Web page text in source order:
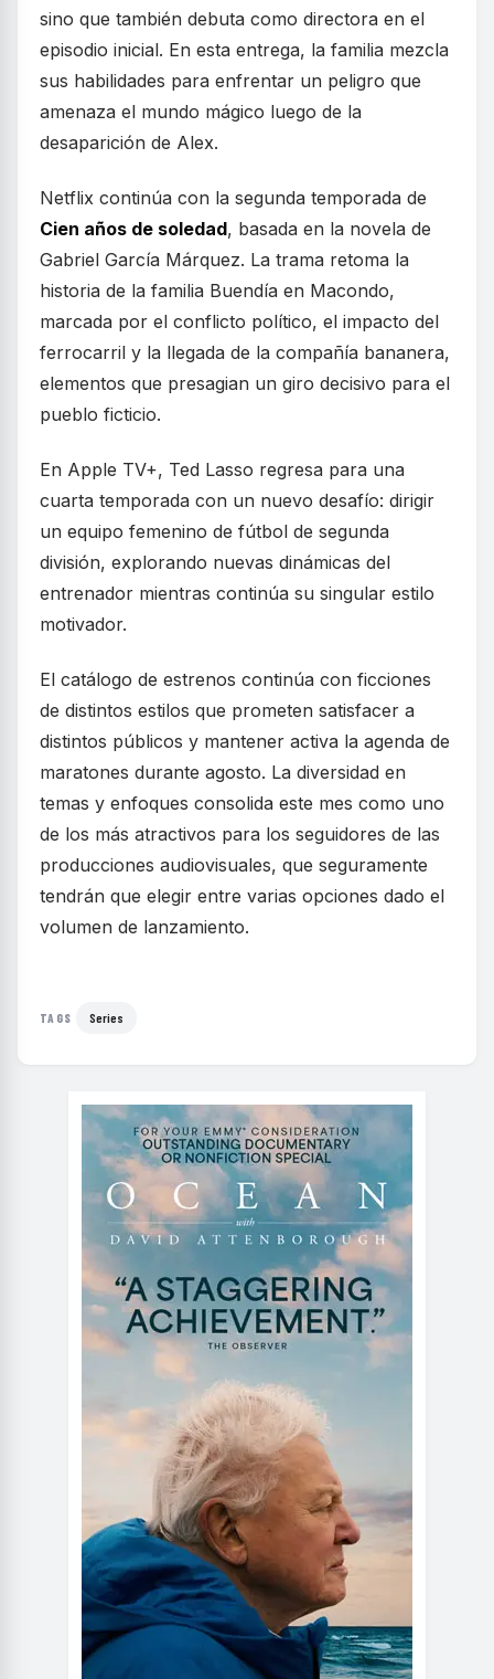
sino que también debuta como directora en el
episodio inicial. En esta entrega, la familia mezcla
sus habilidades para enfrentar un peligro que
amenaza el mundo mágico luego de la
desaparición de Alex.
Netflix continúa con la segunda temporada de
Cien años de soledad, basada en la novela de
Gabriel García Márquez. La trama retoma la
historia de la familia Buendía en Macondo,
marcada por el conflicto político, el impacto del
ferrocarril y la llegada de la compañía bananera,
elementos que presagian un giro decisivo para el
pueblo ficticio.
En Apple TV+, Ted Lasso regresa para una
cuarta temporada con un nuevo desafío: dirigir
un equipo femenino de fútbol de segunda
división, explorando nuevas dinámicas del
entrenador mientras continúa su singular estilo
motivador.
El catálogo de estrenos continúa con ficciones
de distintos estilos que prometen satisfacer a
distintos públicos y mantener activa la agenda de
maratones durante agosto. La diversidad en
temas y enfoques consolida este mes como uno
de los más atractivos para los seguidores de las
producciones audiovisuales, que seguramente
tendrán que elegir entre varias opciones dado el
volumen de lanzamiento.
TAGS Series